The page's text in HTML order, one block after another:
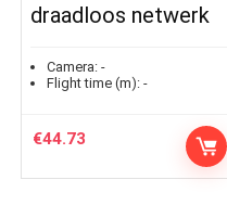
draadloos netwerk
Camera: -
Flight time (m): -
€44.73